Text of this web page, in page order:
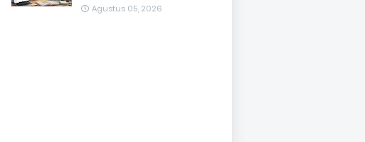
Agustus 05, 2026